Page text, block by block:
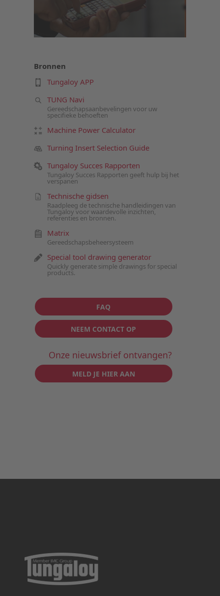
Bronnen
Tungaloy APP
TUNG Navi
Gereedschapsaanbevelingen voor uw
specifieke behoeften
Machine Power Calculator
Turning Insert Selection Guide
Tungaloy Succes Rapporten
Tungaloy Succes Rapporten geeft hulp bij het
verspanen
Technische gidsen
Raadpleeg de technische handleidingen van
Tungaloy voor waardevolle inzichten,
referenties en bronnen.
Matrix
Gereedschapsbeheersysteem
Special tool drawing generator
Quickly generate simple drawings for special
products.
FAQ
NEEM CONTACT OP
Onze nieuwsbrief ontvangen?
MELD JE HIER AAN